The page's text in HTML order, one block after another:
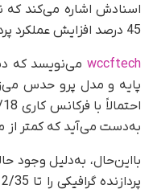
اسنادش اشاره می‌کند که
45 درصد افزایش عملکرد پردازنده گرافیکی خواهد داشت.
wccftech می‌نویسد که
به‌دست می‌آید که کمتر از
با‌این‌حال، به‌دلیل وجود